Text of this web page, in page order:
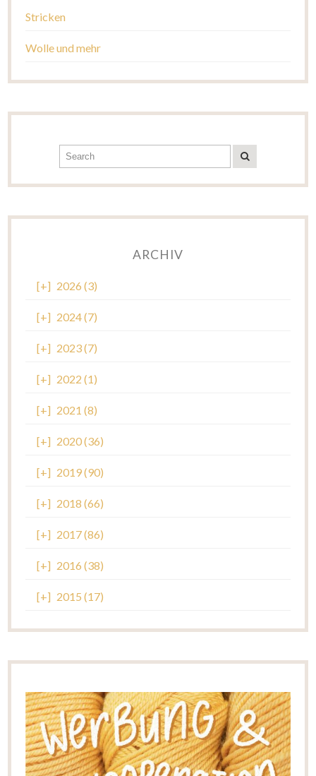
Stricken
Wolle und mehr
ARCHIV
[+] 2026 (3)
[+] 2024 (7)
[+] 2023 (7)
[+] 2022 (1)
[+] 2021 (8)
[+] 2020 (36)
[+] 2019 (90)
[+] 2018 (66)
[+] 2017 (86)
[+] 2016 (38)
[+] 2015 (17)